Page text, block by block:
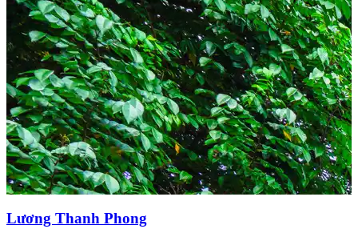
Lương Thanh Phong